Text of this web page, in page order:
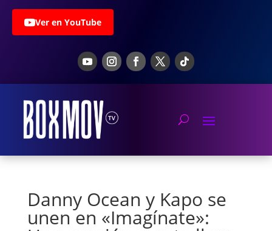
Ver en YouTube
Danny Ocean y Kapo se
unen en «Imagínate»: